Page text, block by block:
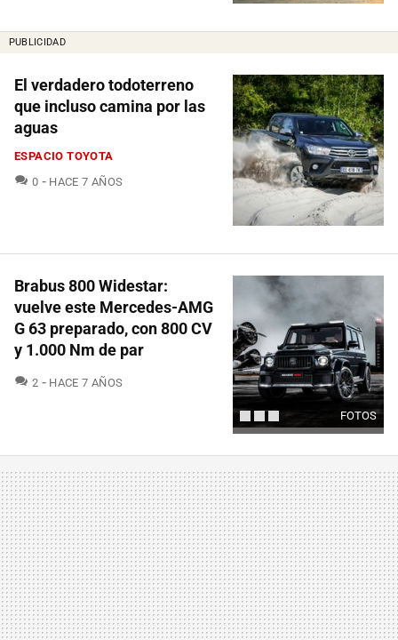
PUBLICIDAD
El verdadero todoterreno
que incluso camina por las
aguas
ESPACIO TOYOTA
0 COMENTARIOS
HACE 7 AÑOS
FOTOS
Brabus 800 Widestar:
vuelve este Mercedes-AMG
G 63 preparado, con 800 CV
y 1.000 Nm de par
2 COMENTARIOS
HACE 7 AÑOS